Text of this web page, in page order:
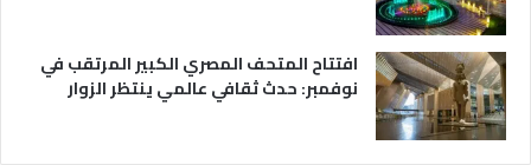
افتتاح المتحف المصري الكبير المرتقب في
نوفمبر: حدث ثقافي عالمي ينتظر الزوار